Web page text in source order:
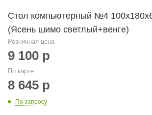
Стол компьютерный №4
(Ясень шимо светлый+венге)
Розничная цена
9 100 р
По карте
8 645 р
По запросу